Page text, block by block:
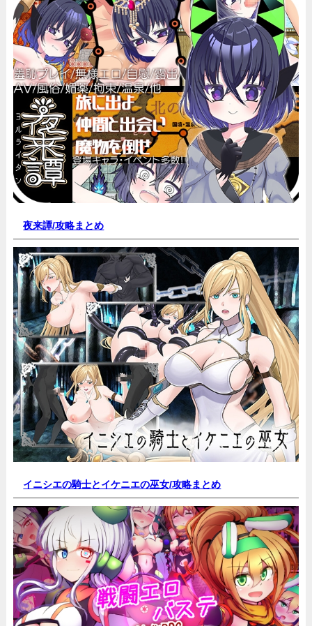
夜来譚/攻略まとめ
イニシエの騎士とイケニエの巫女/攻略まとめ